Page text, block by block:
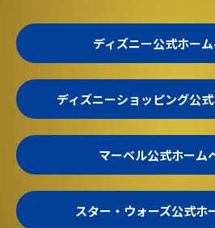
ディズニー公式ホー
ディズニーショッピング公
マーベル公式ホーム
スター・ウォーズ公式ホ